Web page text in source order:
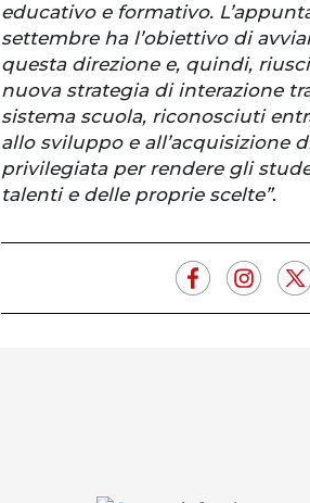
educativo e formativo.
settembre ha l’obiettivo di
questa direzione e, quindi,
nuova strategia di interazione
sistema scuola, riconosciuti
allo sviluppo e all’acquisizione
privilegiata per rendere gli
talenti e delle proprie scelte”.